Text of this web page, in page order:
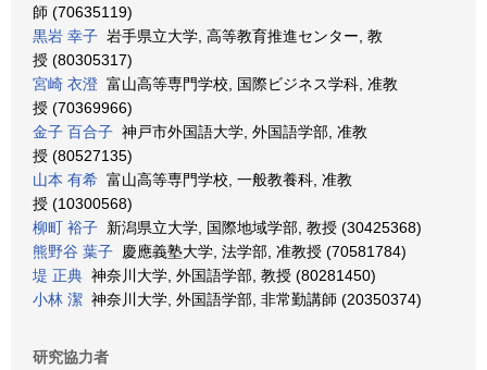
師 (70635119)
黒岩 幸子 岩手県立大学, 高等教育推進センター, 教
授 (80305317)
宮崎 衣澄 富山高等専門学校, 国際ビジネス学科, 准教
授 (70369966)
金子 百合子 神戸市外国語大学, 外国語学部, 准教
授 (80527135)
山本 有希 富山高等専門学校, 一般教養科, 准教
授 (10300568)
柳町 裕子 新潟県立大学, 国際地域学部, 教授 (30425368)
熊野谷 葉子 慶應義塾大学, 法学部, 准教授 (70581784)
堤 正典 神奈川大学, 外国語学部, 教授 (80281450)
小林 潔 神奈川大学, 外国語学部, 非常勤講師 (20350374)
研究協力者